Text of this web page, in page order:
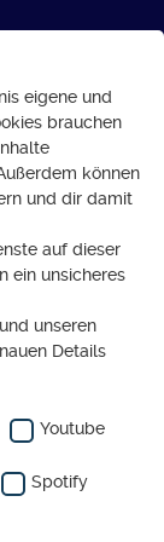
damit
eigene und
brauchen
können
und dir damit
auf dieser
ein unsicheres
unseren
Details
Youtube
Spotify